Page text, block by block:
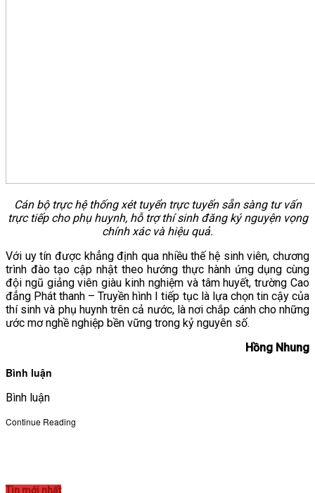
Cán bộ trực hệ thống xét tuyển trực tuyến sẵn sàng tư vấn
trực tiếp cho phụ huynh, hỗ trợ thí sinh đăng ký nguyện vọng
chính xác và hiệu quả.
Với uy tín được khẳng định qua nhiều thế hệ sinh viên, chương
trình đào tạo cập nhật theo hướng thực hành ứng dụng cùng
đội ngũ giảng viên giàu kinh nghiệm và tâm huyết, trường Cao
đẳng Phát thanh – Truyền hình I tiếp tục là lựa chọn tin cậy của
thí sinh và phụ huynh trên cả nước, là nơi chắp cánh cho những
ước mơ nghề nghiệp bền vững trong kỷ nguyên số.
Hồng Nhung
Bình luận
Bình luận
Continue Reading
Tin mới nhất